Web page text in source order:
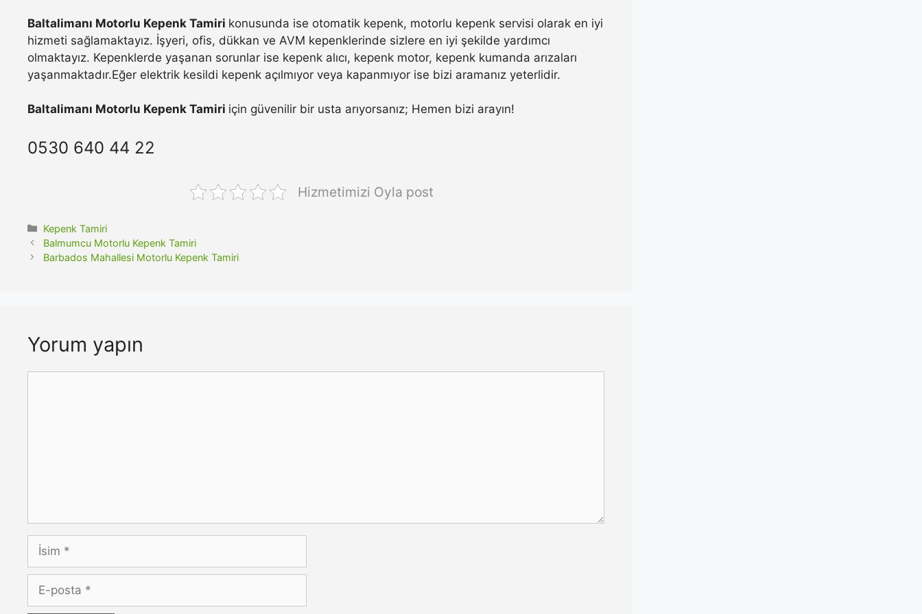
Baltalimanı Motorlu Kepenk Tamiri konusunda ise otomatik kepenk, motorlu kepenk servisi olarak en iyi
hizmeti sağlamaktayız. İşyeri, ofis, dükkan ve AVM kepenklerinde sizlere en iyi şekilde yardımcı
olmaktayız. Kepenklerde yaşanan sorunlar ise kepenk alıcı, kepenk motor, kepenk kumanda arızaları
yaşanmaktadır.Eğer elektrik kesildi kepenk açılmıyor veya kapanmıyor ise bizi aramanız yeterlidir.
Baltalimanı Motorlu Kepenk Tamiri için güvenilir bir usta arıyorsanız; Hemen bizi arayın!
0530 640 44 22
Hizmetimizi Oyla post
Kategoriler
Kepenk Tamiri
Balmumcu Motorlu Kepenk Tamiri
Barbados Mahallesi Motorlu Kepenk Tamiri
Yorum yapın
İsim
posta